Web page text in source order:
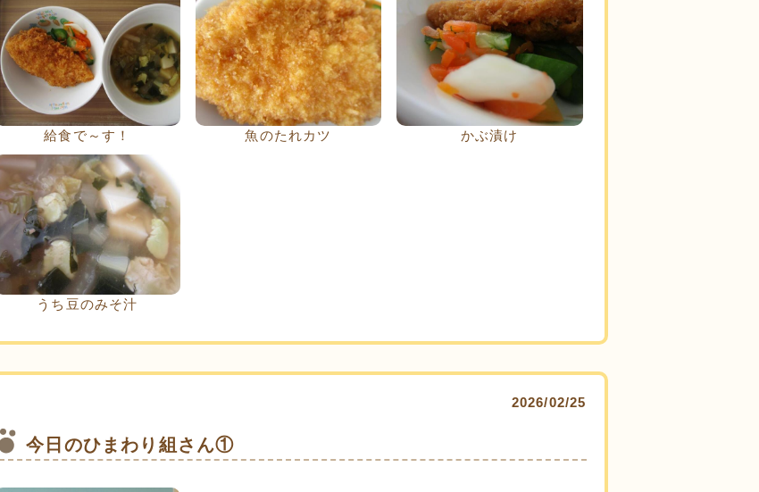
給食で～す！ 魚のたれカツ かぶ漬け
うち豆のみそ汁
2026/02/25
今日のひまわり組さん①